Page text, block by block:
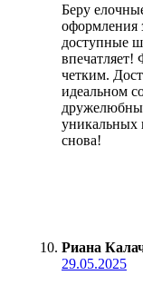
Беру
оформления
доступные
впечатляет!
четким.
идеальном
уникальных
снова!
Риана
29.05.2025